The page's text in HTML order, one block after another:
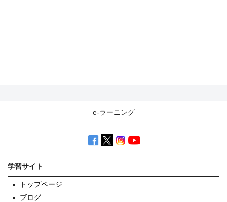
e-ラーニング
学習サイト
トップページ
ブログ